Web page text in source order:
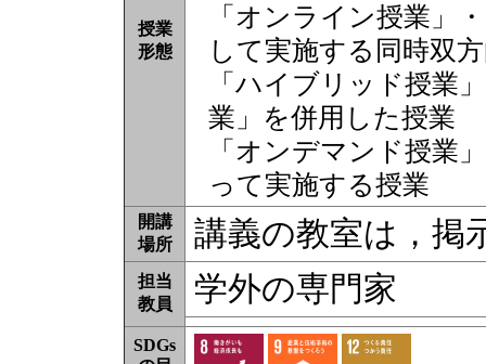
授業
形態
「オンライン授業」
して実施する同時双
「ハイブリッド授業
業」を併用した授業
「オンデマンド授業
って実施する授業
開講
場所
講義の教室は，掲
担当
教員
学外の専門家
SDGs